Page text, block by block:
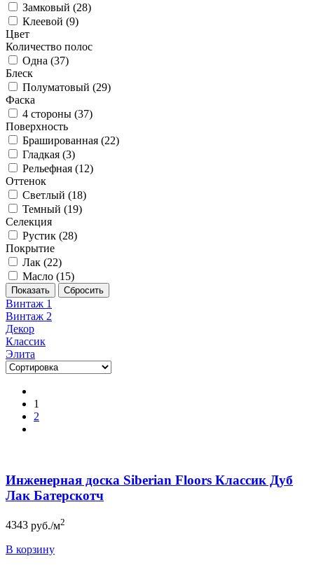
Замковый (28)
Клеевой (9)
Цвет
Количество полос
Одна (37)
Блеск
Полуматовый (29)
Фаска
4 стороны (37)
Поверхность
Брашированная (22)
Гладкая (3)
Рельефная (12)
Оттенок
Светлый (18)
Темный (19)
Селекция
Рустик (28)
Покрытие
Лак (22)
Масло (15)
Винтаж 1
Винтаж 2
Декор
Классик
Элита
1
2
Инженерная доска Siberian Floors Классик Дуб
Лак Батерскотч
4343 руб./м2
В корзину